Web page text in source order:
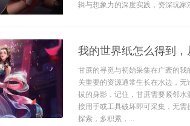
辑与想象力的深度实践，资深玩
我的世界纸怎么得到
甘蔗的寻觅与初始采集在广袤的
关重要的资源通常生长在水边，
拔的身影，记住，甘蔗需要紧邻
接用手或工具破坏即可采集，无
探索，多积累，...